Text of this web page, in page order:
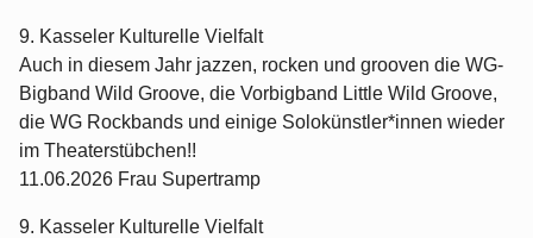
9. Kasseler Kulturelle Vielfalt
Auch in diesem Jahr jazzen, rocken und grooven die WG-
Bigband Wild Groove, die Vorbigband Little Wild Groove,
die WG Rockbands und einige Solokünstler*innen wieder
im Theaterstübchen!!
11.06.2026 Frau Supertramp
9. Kasseler Kulturelle Vielfalt